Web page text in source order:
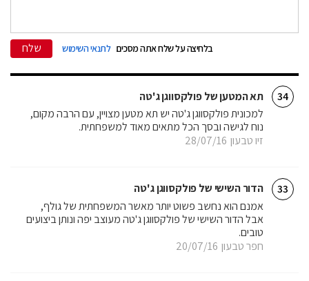
בלחיצה על שלח אתה מסכים לתנאי השימוש שלח
34 תא המטען של פולקסווגן ג'טה
זיו טבעון 28/07/16
למכונית פולקסווגן ג'טה יש תא מטען מצויין, עם הרבה מקום,
נוח לגישה ובסך הכל מתאים מאוד למשפחתית.
33 הדור השישי של פולקסווגן ג'טה
חפר טבעון 20/07/16
אמנם הוא נחשב פשוט יותר מאשר המשפחתית של גולף,
אבל הדור השישי של פולקסווגן ג'טה מעוצב יפה ונותן ביצועים
טובים.